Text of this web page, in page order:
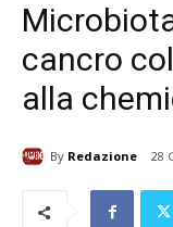
cancro
alla
By Redazione 28